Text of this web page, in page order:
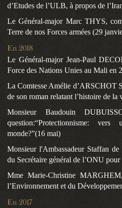
d’Etudes de l’ULB, à propos de
Le Général-major Marc THYS,
Terre de nos Forces armées (29
En 2018
Le Général-major Jean-Paul
Force des Nations Unies au Mali en
La Comtesse Amélie
de son roman relatant l’histoire de
Monsieur Baudouin
question:“Protectionnisme:
monde?”(16 mai)
Monsieur l'Ambassadeur Staffan
du Secrétaire général de l’ONU
Mme Marie-Christine
l’Environnement et du
En 2017